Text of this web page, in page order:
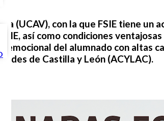
(UCAV), con la que FSIE tiene
así como condiciones
del alumnado con altas
de Castilla y León (ACYLAC).